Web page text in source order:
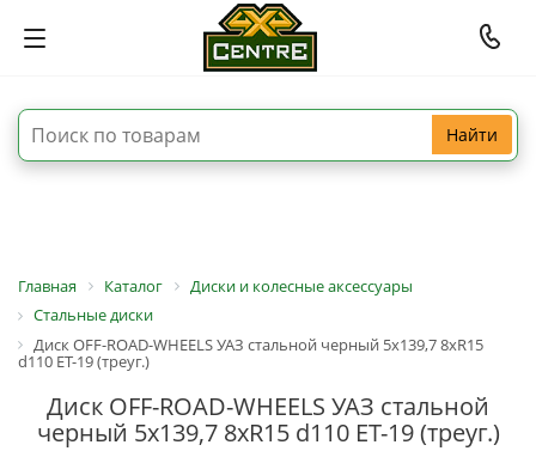
Найти
Главная Каталог
Диски и колесные аксессуары
Стальные диски
Диск OFF-ROAD-WHEELS УАЗ стальной черный 5x139,7 8xR15
d110 ET-19 (треуг.)
Диск OFF-ROAD-WHEELS УАЗ стальной
черный 5x139,7 8xR15 d110 ET-19 (треуг.)